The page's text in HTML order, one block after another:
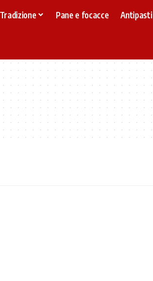
Pane e focacce Antipasti